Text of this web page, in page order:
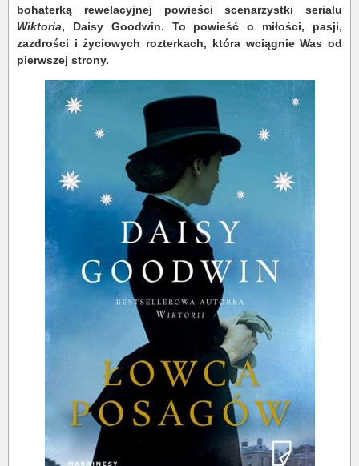
bohaterką rewelacyjnej powieści scenarzystki serialu
Wiktoria, Daisy Goodwin. To powieść o miłości, pasji,
zazdrości i życiowych rozterkach, która wciągnie Was od
pierwszej strony.